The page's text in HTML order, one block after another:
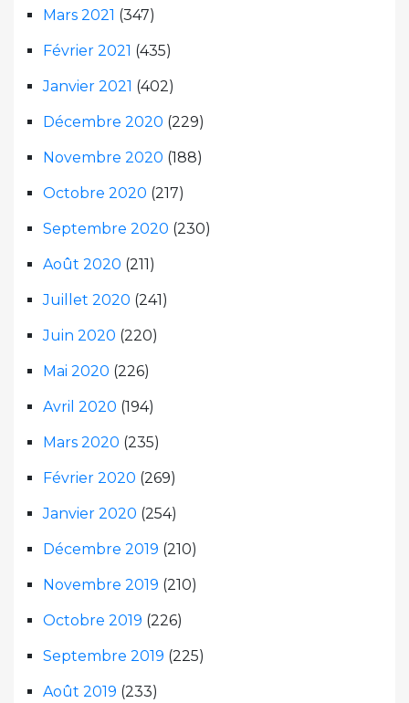
Mars 2021 (347)
Février 2021 (435)
Janvier 2021 (402)
Décembre 2020 (229)
Novembre 2020 (188)
Octobre 2020 (217)
Septembre 2020 (230)
Août 2020 (211)
Juillet 2020 (241)
Juin 2020 (220)
Mai 2020 (226)
Avril 2020 (194)
Mars 2020 (235)
Février 2020 (269)
Janvier 2020 (254)
Décembre 2019 (210)
Novembre 2019 (210)
Octobre 2019 (226)
Septembre 2019 (225)
Août 2019 (233)